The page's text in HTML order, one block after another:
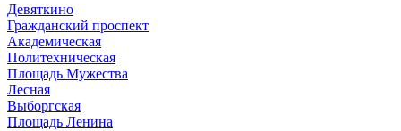
Девяткино
Гражданский проспект
Академическая
Политехническая
Площадь Мужества
Лесная
Выборгская
Площадь Ленина